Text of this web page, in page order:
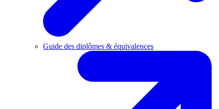
Guide des diplômes & équivalences